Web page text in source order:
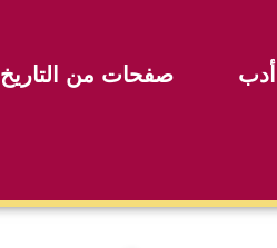
أدب صفحات من التاريخ